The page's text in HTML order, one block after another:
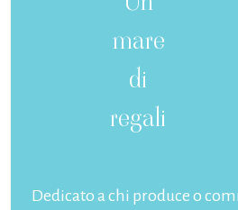
mare
di
regali
Dedicato a chi produce o